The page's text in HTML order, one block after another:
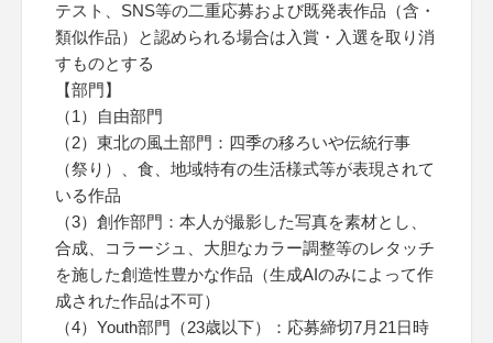
テスト、SNS等の二重応募および既発表作品（含・
類似作品）と認められる場合は入賞・入選を取り消
すものとする
【部門】
（1）自由部門
（2）東北の風土部門：四季の移ろいや伝統行事
（祭り）、食、地域特有の生活様式等が表現されて
いる作品
（3）創作部門：本人が撮影した写真を素材とし、
合成、コラージュ、大胆なカラー調整等のレタッチ
を施した創造性豊かな作品（生成AIのみによって作
成された作品は不可）
（4）Youth部門（23歳以下）：応募締切7月21日時